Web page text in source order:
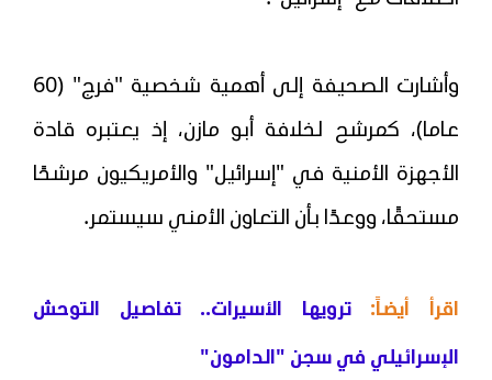
وأشارت الصحيفة إلى أهمية شخصية "فرج" (60
عاما)، كمرشح لخلافة أبو مازن، إذ يعتبره قادة
الأجهزة الأمنية في "إسرائيل" والأمريكيون مرشحًا
مستحقًا، ووعدًا بأن التعاون الأمني سيستمر.
اقرأ أيضاً:ترويها الأسيرات.. تفاصيل التوحش
الإسرائيلي في سجن "الدامون"